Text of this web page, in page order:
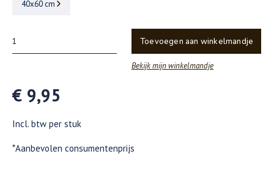
40x60 cm
Toevoegen aan winkelmandje
Bekijk mijn winkelmandje
€ 9,95
Incl. btw per stuk
*Aanbevolen consumentenprijs